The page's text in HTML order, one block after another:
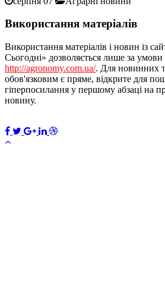
Використання матеріалів
Використання матеріалів і новин із
Сьогодні» дозволяється лише за
http://agronomy.com.ua/. Для новинних
обов'язковим є пряме, відкрите для
гіперпосилання у першому абзаці на
новину.